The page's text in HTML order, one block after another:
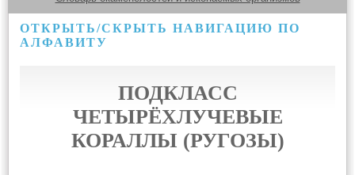
ОТКРЫТЬ/СКРЫТЬ НАВИГАЦИЮ ПО
АЛФАВИТУ
ПОДКЛАСС
ЧЕТЫРЁХЛУЧЕВЫЕ
КОРАЛЛЫ (РУГОЗЫ)